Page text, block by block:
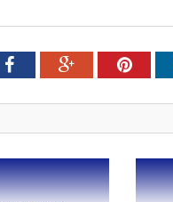
FacebookGoogle+